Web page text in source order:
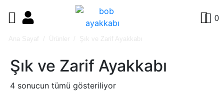
0
Ana Sayaf Ürünler Şık ve Zarif Ayakkabı
Şık ve Zarif Ayakkabı
4 sonucun tümü gösteriliyor